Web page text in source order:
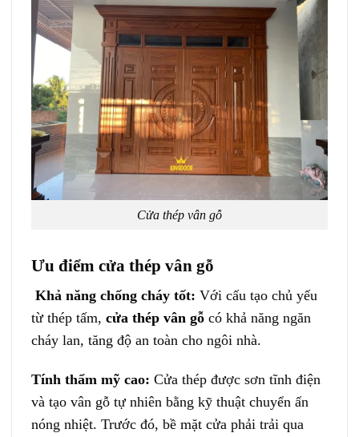
Cửa thép vân gỗ
Ưu điểm cửa thép vân gỗ
Khả năng chống cháy tốt: Với cấu tạo chủ yếu
từ thép tấm, cửa thép vân gỗ có khả năng ngăn
cháy lan, tăng độ an toàn cho ngôi nhà.
Tính thẩm mỹ cao: Cửa thép được sơn tĩnh điện
và tạo vân gỗ tự nhiên bằng kỹ thuật chuyển ấn
nóng nhiệt. Trước đó, bề mặt cửa phải trải qua